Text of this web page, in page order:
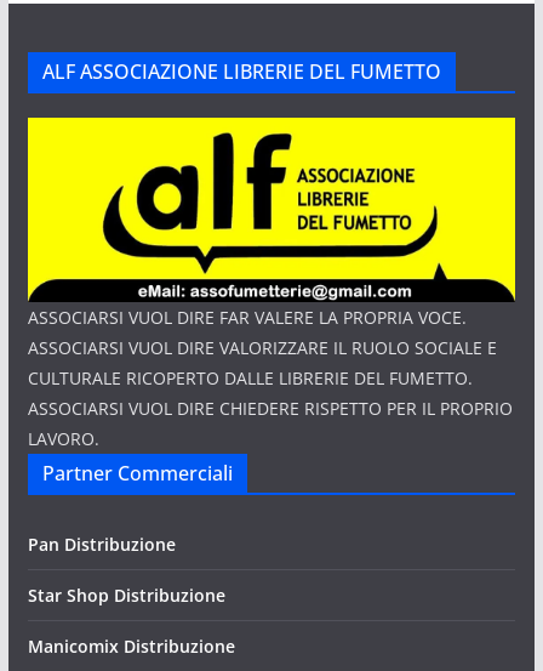
ALF ASSOCIAZIONE LIBRERIE DEL FUMETTO
ASSOCIARSI VUOL DIRE FAR VALERE LA PROPRIA VOCE.
ASSOCIARSI VUOL DIRE VALORIZZARE IL RUOLO SOCIALE E
CULTURALE RICOPERTO DALLE LIBRERIE DEL FUMETTO.
ASSOCIARSI VUOL DIRE CHIEDERE RISPETTO PER IL PROPRIO
LAVORO.
Partner Commerciali
Pan Distribuzione
Star Shop Distribuzione
Manicomix Distribuzione